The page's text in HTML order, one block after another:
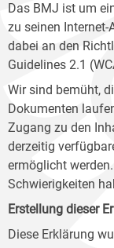
Das BMJ ist um
zu seinen
dabei an den
Guidelines 2.1
Wir sind bemüht,
Dokumenten
Zugang zu den
derzeitig
ermöglicht
Schwierigkeiten
Erstellung dieser
Diese Erklärung